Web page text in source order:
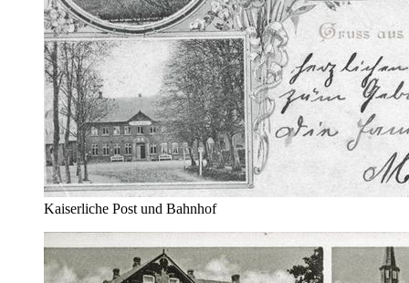
Kaiserliche Post und Bahnhof